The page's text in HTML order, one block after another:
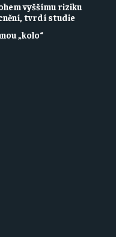
vyššímu riziku
tvrdí studie
„kolo“